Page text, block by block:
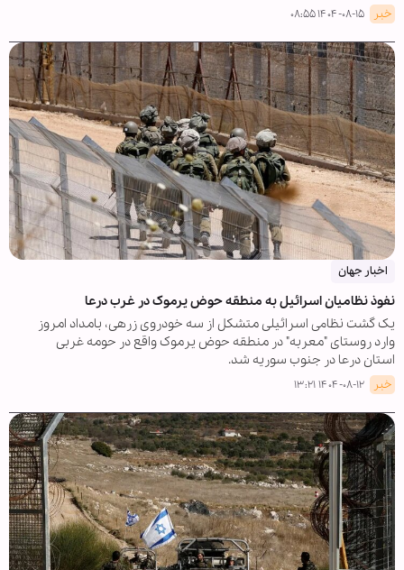
خبر ۱۴۰۴-۰۸-۱۵ ۰۸:۵۵
اخبار جهان
نفوذ نظامیان اسرائیل به منطقه حوض یرموک در غرب درعا
یک گشت نظامی اسرائیلی متشکل از سه خودروی زرهی، بامداد امروز
وارد روستای "معربه" در منطقه حوض یرموک واقع در حومه غربی
استان درعا در جنوب سوریه شد.
خبر ۱۴۰۴-۰۸-۱۲ ۱۳:۲۱